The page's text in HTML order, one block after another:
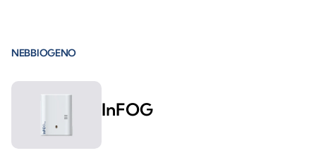
NEBBIOGENO
InFOG